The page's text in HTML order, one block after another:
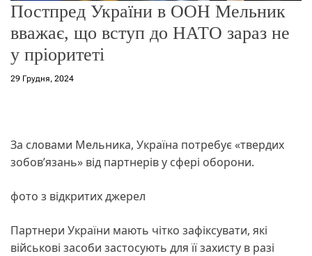
Постпред України в ООН Мельник
вважає, що вступ до НАТО зараз не
у пріоритеті
29 Грудня, 2024
За словами Мельника, Україна потребує «твердих
зобов’язань» від партнерів у сфері оборони.
фото з відкритих джерел
Партнери України мають чітко зафіксувати, які
військові засоби застосують для її захисту в разі